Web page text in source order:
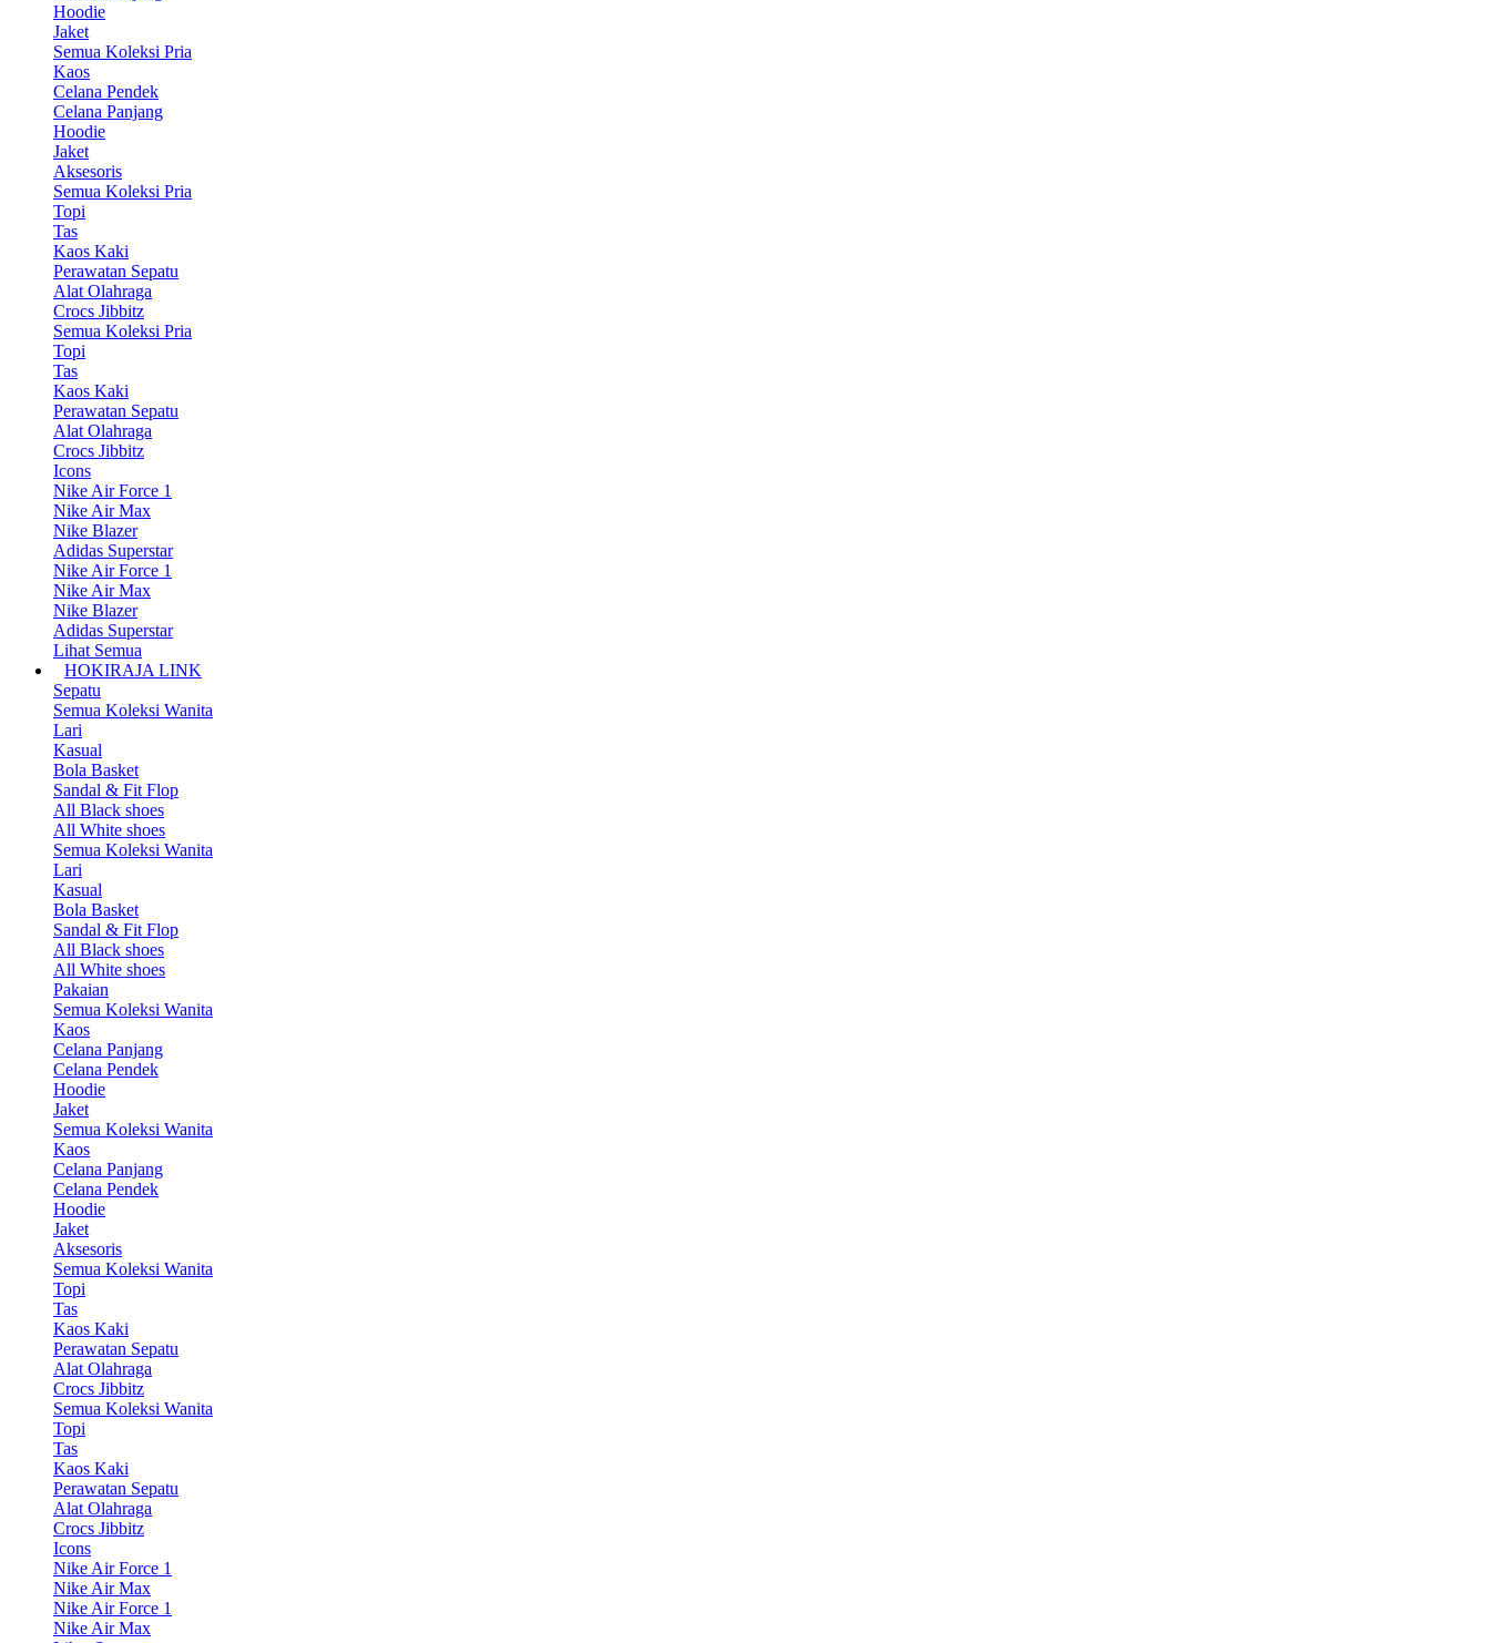
Hoodie
Jaket
Semua Koleksi Pria
Kaos
Celana Pendek
Celana Panjang
Hoodie
Jaket
Aksesoris
Semua Koleksi Pria
Topi
Tas
Kaos Kaki
Perawatan Sepatu
Alat Olahraga
Crocs Jibbitz
Semua Koleksi Pria
Topi
Tas
Kaos Kaki
Perawatan Sepatu
Alat Olahraga
Crocs Jibbitz
Icons
Nike Air Force 1
Nike Air Max
Nike Blazer
Adidas Superstar
Nike Air Force 1
Nike Air Max
Nike Blazer
Adidas Superstar
Lihat Semua
HOKIRAJA LINK
Sepatu
Semua Koleksi Wanita
Lari
Kasual
Bola Basket
Sandal & Fit Flop
All Black shoes
All White shoes
Semua Koleksi Wanita
Lari
Kasual
Bola Basket
Sandal & Fit Flop
All Black shoes
All White shoes
Pakaian
Semua Koleksi Wanita
Kaos
Celana Panjang
Celana Pendek
Hoodie
Jaket
Semua Koleksi Wanita
Kaos
Celana Panjang
Celana Pendek
Hoodie
Jaket
Aksesoris
Semua Koleksi Wanita
Topi
Tas
Kaos Kaki
Perawatan Sepatu
Alat Olahraga
Crocs Jibbitz
Semua Koleksi Wanita
Topi
Tas
Kaos Kaki
Perawatan Sepatu
Alat Olahraga
Crocs Jibbitz
Icons
Nike Air Force 1
Nike Air Max
Nike Air Force 1
Nike Air Max